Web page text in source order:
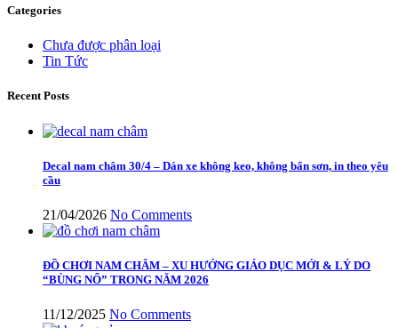
Categories
Chưa được phân loại
Tin Tức
Recent Posts
Decal nam châm 30/4 – Dán xe không keo, không bẩn sơn, in theo yêu
cầu
21/04/2026 No Comments
ĐỒ CHƠI NAM CHÂM – XU HƯỚNG GIÁO DỤC MỚI & LÝ DO
“BÙNG NỔ” TRONG NĂM 2026
11/12/2025 No Comments